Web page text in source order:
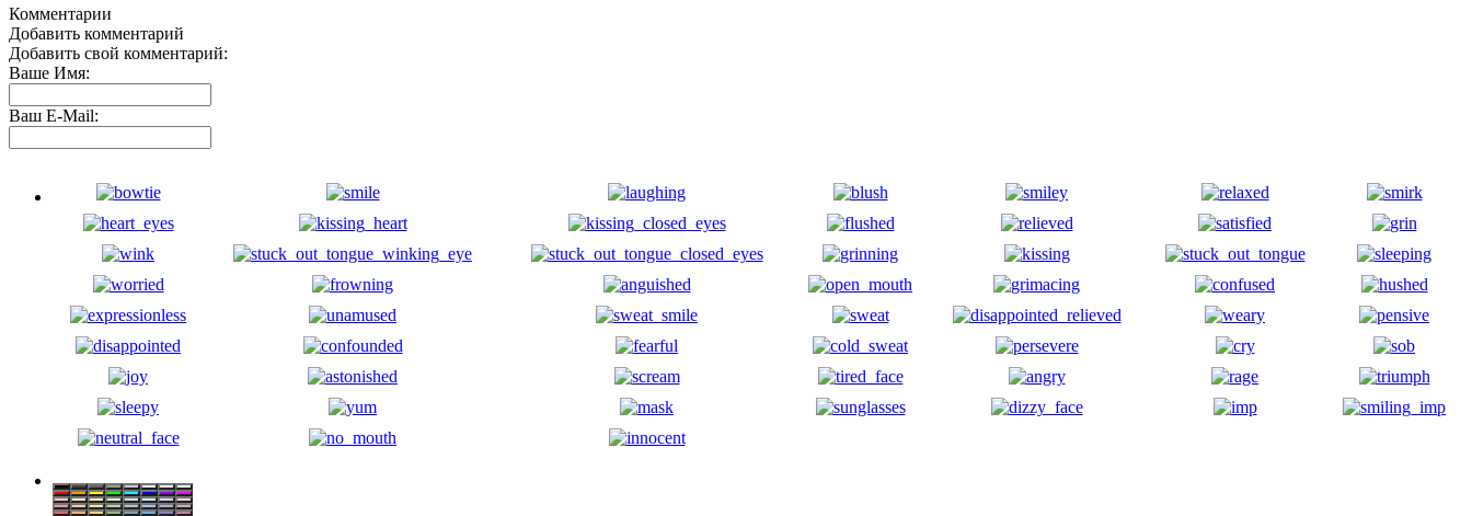
Комментарии
Добавить комментарий
Добавить свой комментарий:
Ваше Имя:
Ваш E-Mail: